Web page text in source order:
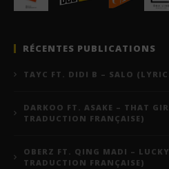
RÉCENTES PUBLICATIONS
TAYC FT. DIDI B – SALO
DARKOO FT. ASAKE – THAT
TRADUCTION FRANÇAISE)
OBERZ FT. QING MADI –
TRADUCTION FRANÇAISE)